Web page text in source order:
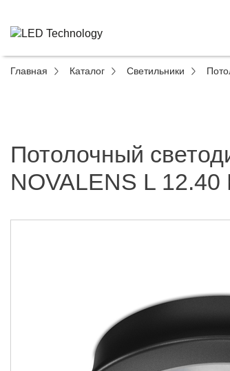
Главная Каталог Светильники
Потолочный
NOVALENS L 12.40